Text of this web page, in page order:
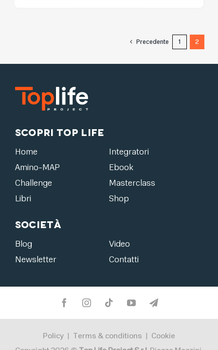
Precedente 1 2
Scopri Top Life
Home
Integratori
Amino-MAP
Ebook
Challenge
Masterclass
Libri
Shop
Società
Blog
Video
Newsletter
Contatti
Policy | Terms & conditions | Cookie